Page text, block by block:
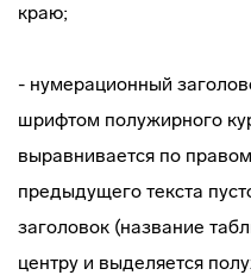
краю;
- нумерационный
шрифтом полужирного
выравнивается по
предыдущего текста
заголовок (название
центру и выделяется